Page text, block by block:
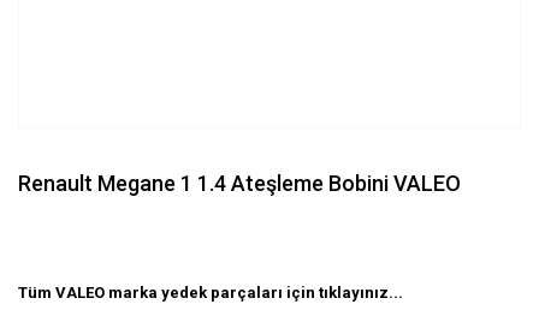
Renault Megane 1 1.4 Ateşleme Bobini VALEO
Tüm VALEO marka yedek parçaları için tıklayınız...